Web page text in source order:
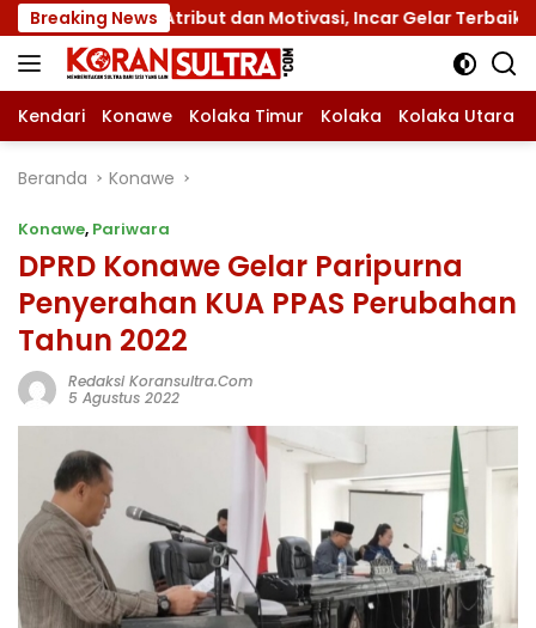
Langsung
ke
konten
Breaking News
Atribut dan Motivasi, Incar Gelar Terbaik di Sultra
Kendari Konawe Kolaka Timur Kolaka Kolaka Utara
Beranda Konawe
Konawe, Pariwara
DPRD Konawe Gelar Paripurna
Penyerahan KUA PPAS Perubahan
Tahun 2022
Redaksi Koransultra.com
5 Agustus 2022